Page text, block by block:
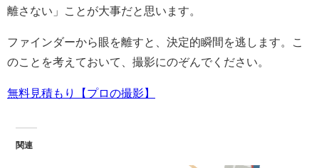
離さない」ことが大事だと思います。
ファインダーから眼を離すと、決定的瞬間を逃します。こ
のことを考えておいて、撮影にのぞんでください。
無料見積もり【プロの撮影】
関連